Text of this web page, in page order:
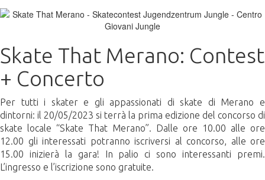
Skate That Merano: Contest
+ Concerto
Per tutti i skater e gli appassionati di skate di Merano e
dintorni: il 20/05/2023 si terrà la prima edizione del concorso di
skate locale “Skate That Merano”. Dalle ore 10.00 alle ore
12.00 gli interessati potranno iscriversi al concorso, alle ore
15.00 inizierà la gara! In palio ci sono interessanti premi.
L’ingresso e l’iscrizione sono gratuite.